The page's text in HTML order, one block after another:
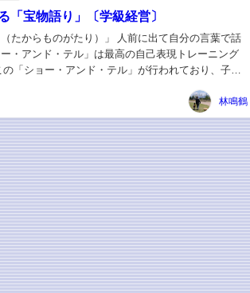
「宝物語り」〔学級経営〕
たからものがたり）」 人前に出て自分の言葉で話
・アンド・テル」は最高の自己表現トレーニング
「ショー・アンド・テル」が行われており、子ど
林鳴鶴